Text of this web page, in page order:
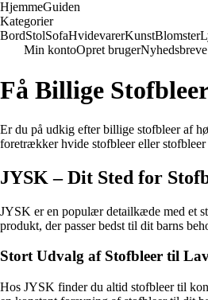
HjemmeGuiden
Kategorier
BordStolSofaHvidevarerKunstBlomster
Min kontoOpret brugerNyhedsbreve
Få Billige
Er du på udkig efter billige stofbleer af
foretrækker hvide stofbleer eller
JYSK – Dit Sted for
JYSK er en populær detailkæde med et
produkt, der passer bedst til dit barns
Stort Udvalg af Stofbleer til
Hos JYSK finder du altid stofbleer til